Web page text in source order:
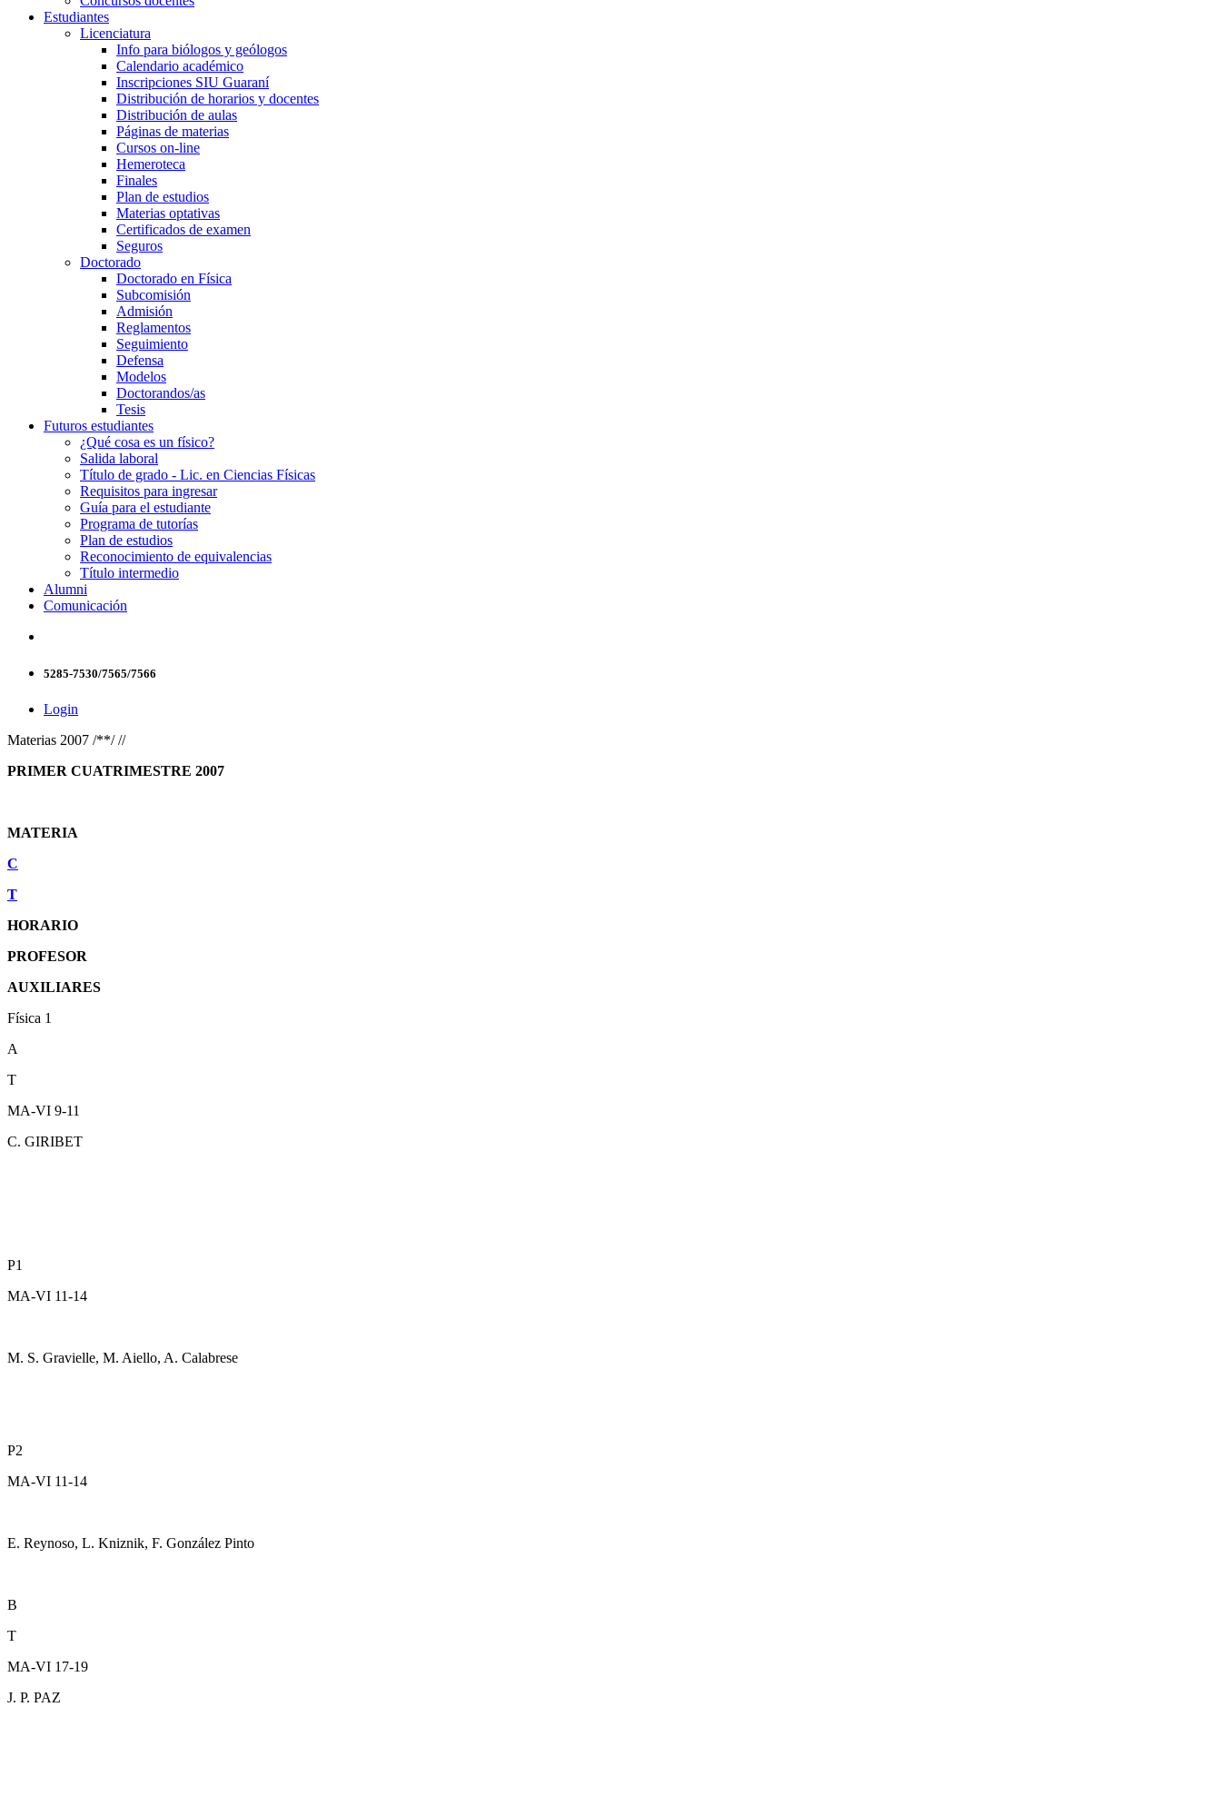
Estudiantes
Licenciatura
Info para biólogos y geólogos
Calendario académico
Inscripciones SIU Guaraní
Distribución de horarios y docentes
Distribución de aulas
Páginas de materias
Cursos on-line
Hemeroteca
Finales
Plan de estudios
Materias optativas
Certificados de examen
Seguros
Doctorado
Doctorado en Física
Subcomisión
Admisión
Reglamentos
Seguimiento
Defensa
Modelos
Doctorandos/as
Tesis
Futuros estudiantes
¿Qué cosa es un físico?
Salida laboral
Título de grado - Lic. en Ciencias Físicas
Requisitos para ingresar
Guía para el estudiante
Programa de tutorías
Plan de estudios
Reconocimiento de equivalencias
Título intermedio
Alumni
Comunicación
5285-7530/7565/7566
Login
Materias 2007 /**/ //
PRIMER CUATRIMESTRE 2007
MATERIA
C
T
HORARIO
PROFESOR
AUXILIARES
Física 1
A
T
MA-VI 9-11
C. GIRIBET
P1
MA-VI 11-14
M. S. Gravielle, M. Aiello, A. Calabrese
P2
MA-VI 11-14
E. Reynoso, L. Kniznik, F. González Pinto
B
T
MA-VI 17-19
J. P. PAZ